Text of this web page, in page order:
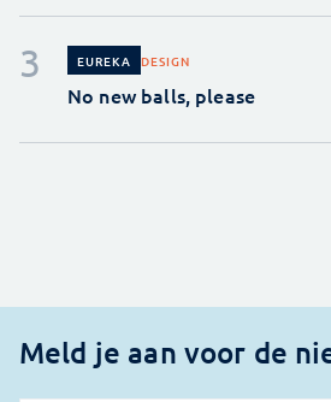
EUREKA DESIGN
No new balls, please
Meld je aan voor de